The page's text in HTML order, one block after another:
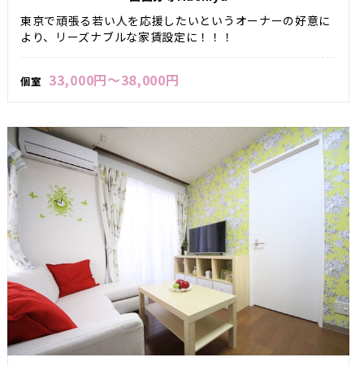
東京で頑張る若い人を応援したいというオーナーの好意に
より、リーズナブルな家賃設定に！！！
個室 33,000円～38,000円